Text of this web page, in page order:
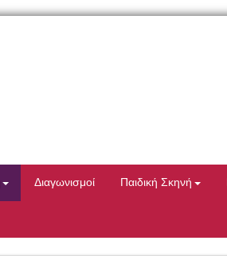
Διαγωνισμοί Παιδική Σκηνή